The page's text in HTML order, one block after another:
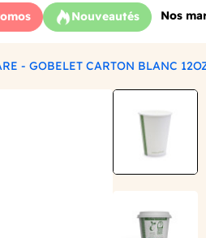
Nouveautés Nos
- GOBELET CARTON BLANC